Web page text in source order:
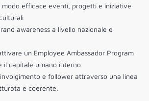
modo efficace eventi, progetti e iniziative
awareness a livello nazionale e
un Employee Ambassador Program
il capitale umano interno
e follower attraverso una linea
e coerente.